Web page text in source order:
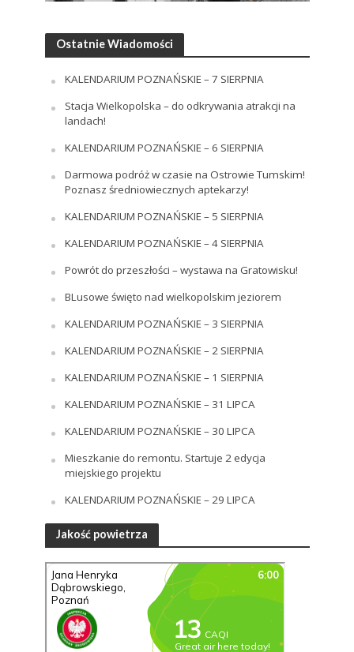
Ostatnie Wiadomości
KALENDARIUM POZNAŃSKIE – 7 SIERPNIA
Stacja Wielkopolska – do odkrywania atrakcji na
landach!
KALENDARIUM POZNAŃSKIE – 6 SIERPNIA
Darmowa podróż w czasie na Ostrowie Tumskim!
Poznasz średniowiecznych aptekarzy!
KALENDARIUM POZNAŃSKIE – 5 SIERPNIA
KALENDARIUM POZNAŃSKIE – 4 SIERPNIA
Powrót do przeszłości – wystawa na Gratowisku!
BLusowe święto nad wielkopolskim jeziorem
KALENDARIUM POZNAŃSKIE – 3 SIERPNIA
KALENDARIUM POZNAŃSKIE – 2 SIERPNIA
KALENDARIUM POZNAŃSKIE – 1 SIERPNIA
KALENDARIUM POZNAŃSKIE – 31 LIPCA
KALENDARIUM POZNAŃSKIE – 30 LIPCA
Mieszkanie do remontu. Startuje 2 edycja
miejskiego projektu
KALENDARIUM POZNAŃSKIE – 29 LIPCA
Jakość powietrza